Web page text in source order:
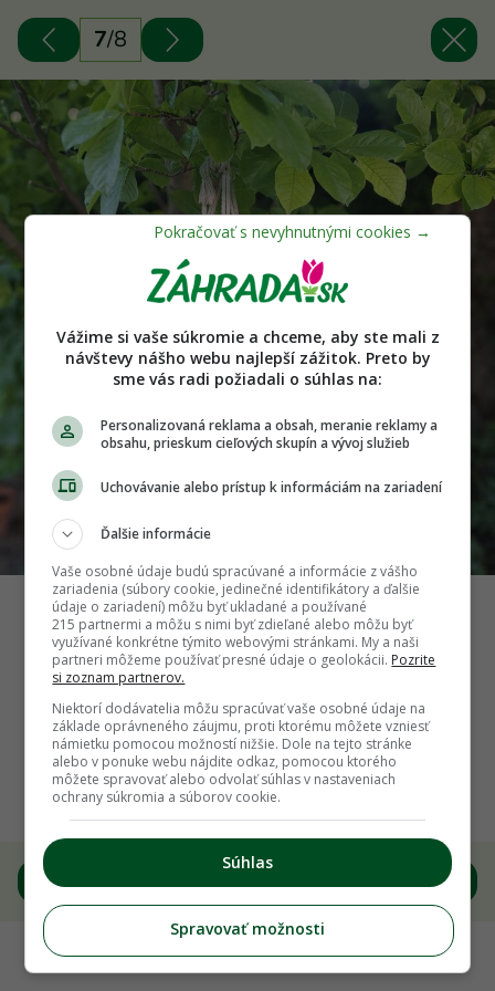
7/8
Závesné napájadlo z prúteného venca a podmisky
Zdroj: Andrea Párkányová
Späť na článok
Zachráňte vtáky aj hmyz pred teplom: 5
nápadov na napájadlá a trik, ktorý udrží vodu
čistú
7/8
Vážime si vaše súkromie a chceme, aby ste mali z
návštevy nášho webu najlepší zážitok. Preto by
sme vás radi požiadali o súhlas na:
Personalizovaná reklama a obsah, meranie reklamy a
obsahu, prieskum cieľových skupín a vývoj služieb
Uchovávanie alebo prístup k informáciám na zariadení
Ďalšie informácie
Vaše osobné údaje budú spracúvané a informácie z vášho
zariadenia (súbory cookie, jedinečné identifikátory a ďalšie
údaje o zariadení) môžu byť ukladané a používané
215 partnermi a môžu s nimi byť zdieľané alebo môžu byť
využívané konkrétne týmito webovými stránkami. My a naši
partneri môžeme používať presné údaje o geolokácii. Pozrite
si zoznam partnerov.
Niektorí dodávatelia môžu spracúvať vaše osobné údaje na
základe oprávneného záujmu, proti ktorému môžete vzniesť
námietku pomocou možností nižšie. Dole na tejto stránke
alebo v ponuke webu nájdite odkaz, pomocou ktorého
môžete spravovať alebo odvolať súhlas v nastaveniach
ochrany súkromia a súborov cookie.
Súhlas
Spravovať možnosti